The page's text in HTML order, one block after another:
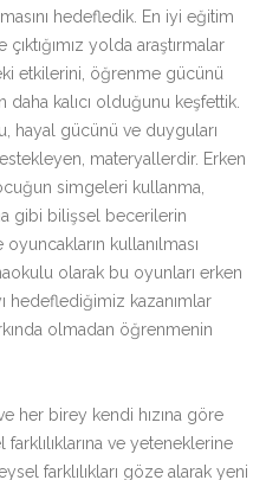
hedefledik. En iyi eğitim
yolda araştırmalar
etkilerini, öğrenme gücünü
daha kalıcı olduğunu keşfettik.
hayal gücünü ve duyguları
materyallerdir. Erken
simgeleri kullanma,
gibi bilişsel becerilerin
kullanılması
olarak bu oyunları erken
hedeflediğimiz kazanımlar
olmadan öğrenmenin
her birey kendi hızına göre
ve yeteneklerine
farklılıkları göze alarak yeni